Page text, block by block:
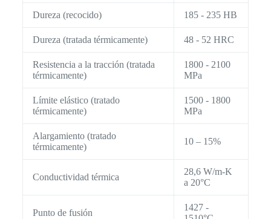
Dureza (recocido) 185 - 235 HB
Dureza (tratada térmicamente) 48 - 52 HRC
Resistencia a la tracción (tratada
térmicamente)
1800 - 2100
MPa
Límite elástico (tratado
térmicamente)
1500 - 1800
MPa
Alargamiento (tratado
térmicamente)
10 – 15%
Conductividad térmica
28,6 W/m-K
a 20°C
Punto de fusión
1427 -